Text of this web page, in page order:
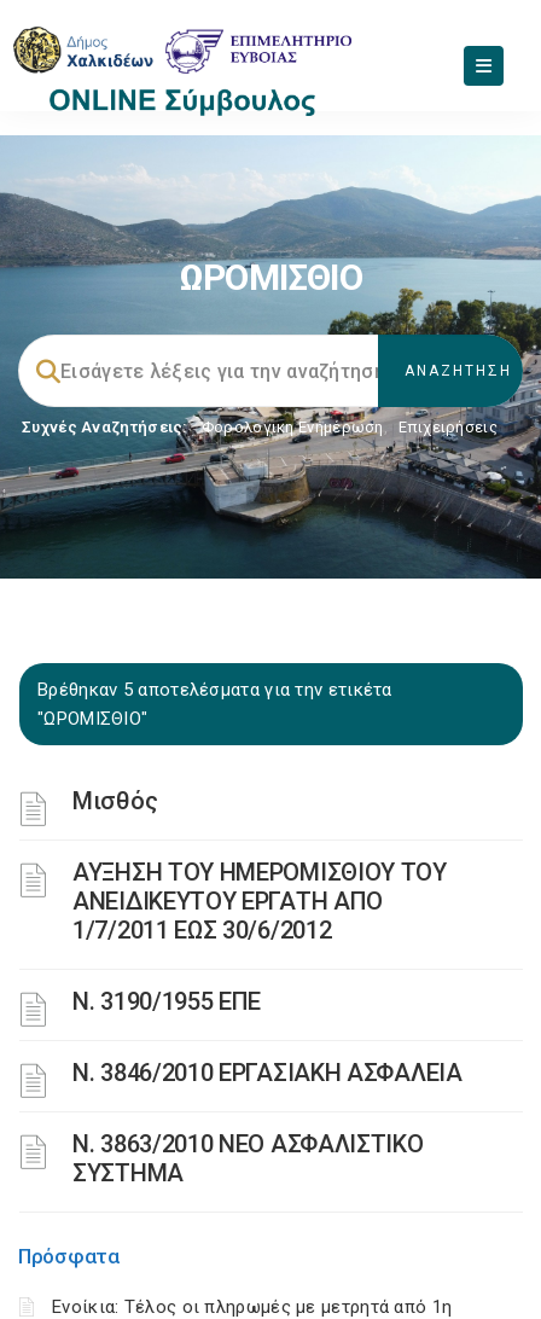
ΩΡΟΜΙΣΘΙΟ
Συχνές Αναζητήσεις: Φορολογικη Ενημέρωση, Επιχειρήσεις
Βρέθηκαν 5 αποτελέσματα για την ετικέτα
"ΩΡΟΜΙΣΘΙΟ"
Μισθός
ΑΥΞΗΣΗ ΤΟΥ ΗΜΕΡΟΜΙΣΘΙΟΥ ΤΟΥ
ΑΝΕΙΔΙΚΕΥΤΟΥ ΕΡΓΑΤΗ ΑΠΟ
1/7/2011 ΕΩΣ 30/6/2012
Ν. 3190/1955 ΕΠΕ
Ν. 3846/2010 ΕΡΓΑΣΙΑΚΗ ΑΣΦΑΛΕΙΑ
N. 3863/2010 ΝΕΟ ΑΣΦΑΛΙΣΤΙΚΟ
ΣΥΣΤΗΜΑ
Πρόσφατα
Ενοίκια: Τέλος οι πληρωμές με μετρητά από 1η